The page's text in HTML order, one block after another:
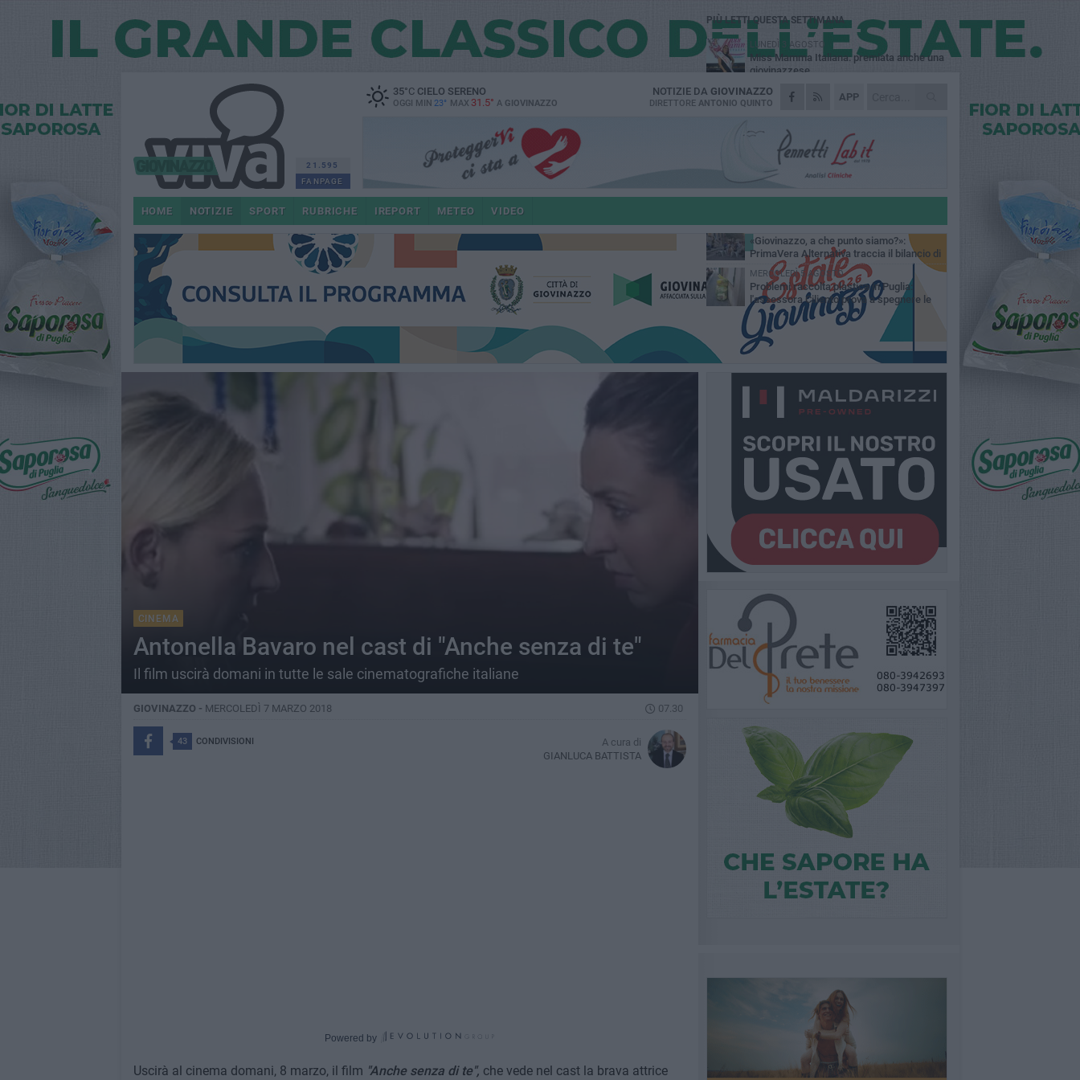
21.595
FANPAGE
35°CCIELO SERENO
OGGI MIN 23° MAX 31.5° A GIOVINAZZO
APP
NOTIZIE DA GIOVINAZZO
DIRETTORE ANTONIO QUINTO
HOME NOTIZIE SPORT RUBRICHE IREPORT METEO VIDEO
CINEMA
Antonella Bavaro nel cast di "Anche senza di te"
Il film uscirà domani in tutte le sale cinematografiche italiane
GIOVINAZZO - MERCOLEDÌ 7 MARZO 2018 07.30
43 CONDIVISIONI
A cura di
GIANLUCA BATTISTA
Powered by
Uscirà al cinema domani, 8 marzo, il film "Anche senza di te", che vede nel cast la brava attrice
PIÙ LETTI QUESTA SETTIMANA
LUNEDÌ 3 AGOSTO
Miss Mamma Italiana: premiata anche una
giovinazzese
MARTEDÌ 4 AGOSTO
Liquidi oleosi sul litorale di Giovinazzo,
VENERDÌ 31 LUGLIO
Al via domani "Notti di Stelle 2026": tra il
mito di Mina, la comicità di Uccio De Santis
e il ritmo del Salento
VENERDÌ 31 LUGLIO
"Officina Handmade", a Giovinazzo apre la
LUNEDÌ 3 AGOSTO
«Giovinazzo, a che punto siamo?»:
PrimaVera Alternativa traccia il bilancio di
4 anni di Sollecito
MERCOLEDÌ 5 AGOSTO
Problemi raccolta plastica in Puglia:
l'assessora Ciliento prova a spegnere le
polemiche